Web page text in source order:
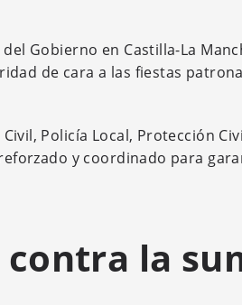
Gobierno en Castilla-La
de cara a las fiestas
Policía Local, Protección
y coordinado para
la